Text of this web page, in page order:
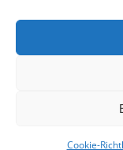
Cookie-
Impressum